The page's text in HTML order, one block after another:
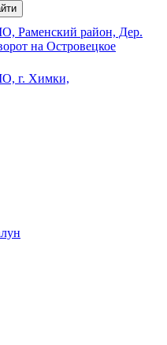
Раменский район, Дер.
на Островецкое
г. Химки,